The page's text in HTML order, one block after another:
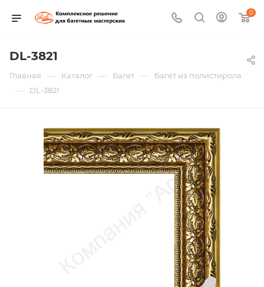
0
DL-3821
Главная — Каталог — Багет — Багет из полистирола
— DL-3821